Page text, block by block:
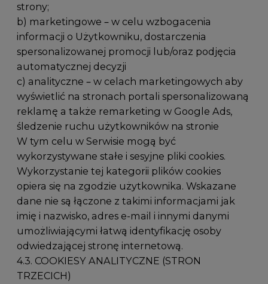
strony;
b) marketingowe – w celu wzbogacenia
informacji o Użytkowniku, dostarczenia
spersonalizowanej promocji lub/oraz podjęcia
automatycznej decyzji
c) analityczne – w celach marketingowych aby
wyświetlić na stronach portali spersonalizowaną
reklamę a także remarketing w Google Ads,
śledzenie ruchu użytkowników na stronie
W tym celu w Serwisie mogą być
wykorzystywane stałe i sesyjne pliki cookies.
Wykorzystanie tej kategorii plików cookies
opiera się na zgodzie użytkownika. Wskazane
dane nie są łączone z takimi informacjami jak
imię i nazwisko, adres e-mail i innymi danymi
umożliwiającymi łatwą identyfikację osoby
odwiedzającej stronę internetową.
4.3. COOKIESY ANALITYCZNE (STRON
TRZECICH)